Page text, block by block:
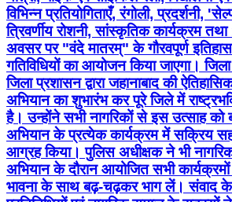
विभिन्न प्रतियोगिताएँ, रंगोली, प्रदर्शनी,
त्रिवर्णीय रोशनी, सांस्कृतिक कार्यक्रम
अवसर पर "वंदे मातरम्" के गौरवपूर्ण
गतिविधियों का आयोजन किया जाएगा।
जिला प्रशासन द्वारा जहानाबाद की
अभियान का शुभारंभ कर पूरे जिले में
है। उन्होंने सभी नागरिकों से इस उत्साह को
अभियान के प्रत्येक कार्यक्रम में सक्रिय
आग्रह किया। पुलिस अधीक्षक ने भी
अभियान के दौरान आयोजित सभी कार्यक्रमों
भावना के साथ बढ़-चढ़कर भाग लें। संवाद के